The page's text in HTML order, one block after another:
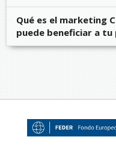
Qué es el marketing
puede beneficiar a tu